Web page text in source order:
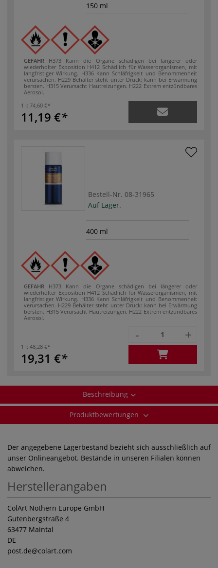
150 ml
GEFAHR
H373 Kann die Organe schädigen bei längerer oder
wiederholter Exposition H412 Schädlich für Wasserorganismen, mit
langfristiger Wirkung. H336 Kann Schläfrigkeit und Benommenheit
verursachen. H229 Behälter steht unter Druck: kann bei Erwärmung
bersten. H315 Verursacht Hautreizungen. H222 Extrem entzündbares
Aerosol.
1 l: 74,60 €
11,19 €
Bestell-Nr. 08-31965
Auf Lager.
400 ml
GEFAHR
H373 Kann die Organe schädigen bei längerer oder
wiederholter Exposition H412 Schädlich für Wasserorganismen, mit
langfristiger Wirkung. H336 Kann Schläfrigkeit und Benommenheit
verursachen. H229 Behälter steht unter Druck: kann bei Erwärmung
bersten. H315 Verursacht Hautreizungen. H222 Extrem entzündbares
Aerosol.
1 l: 48,28 €
19,31 €
- +
Beschreibung
Produktbewertungen
Der angegebene Lagerbestand bezieht sich ausschließlich auf
unser Onlineangebot. Bestände in unseren Filialen können
abweichen.
Herstellerangaben
ColArt Nothern Europe GmbH
Gutenbergstraße 4
63477 Maintal
DE
post.de@colart.com